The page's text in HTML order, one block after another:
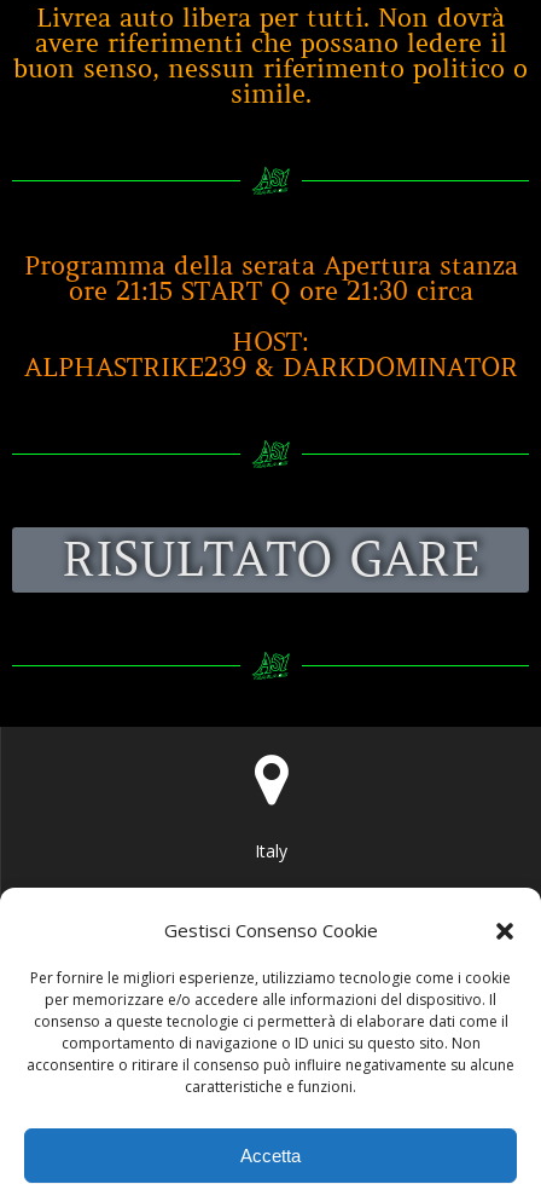
Gestisci Consenso Cookie
Per fornire le migliori esperienze, utilizziamo tecnologie come i cookie
per memorizzare e/o accedere alle informazioni del dispositivo. Il
consenso a queste tecnologie ci permetterà di elaborare dati come il
comportamento di navigazione o ID unici su questo sito. Non
acconsentire o ritirare il consenso può influire negativamente su alcune
caratteristiche e funzioni.
Accetta
Livrea auto libera per tutti. Non dovrà
avere riferimenti che possano ledere il
buon senso, nessun riferimento politico o
simile.
Programma della serata Apertura stanza
ore 21:15 START Q ore 21:30 circa
HOST:
ALPHASTRIKE239 & DARKDOMINATOR
RISULTATO GARE
Italy
info@area51garage.it